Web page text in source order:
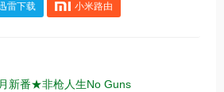
雷下载 小米路由
新番★非枪人生No Guns